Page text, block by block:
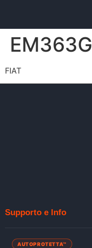
FIAT
Supporto e Info
AUTOPROTETTA™